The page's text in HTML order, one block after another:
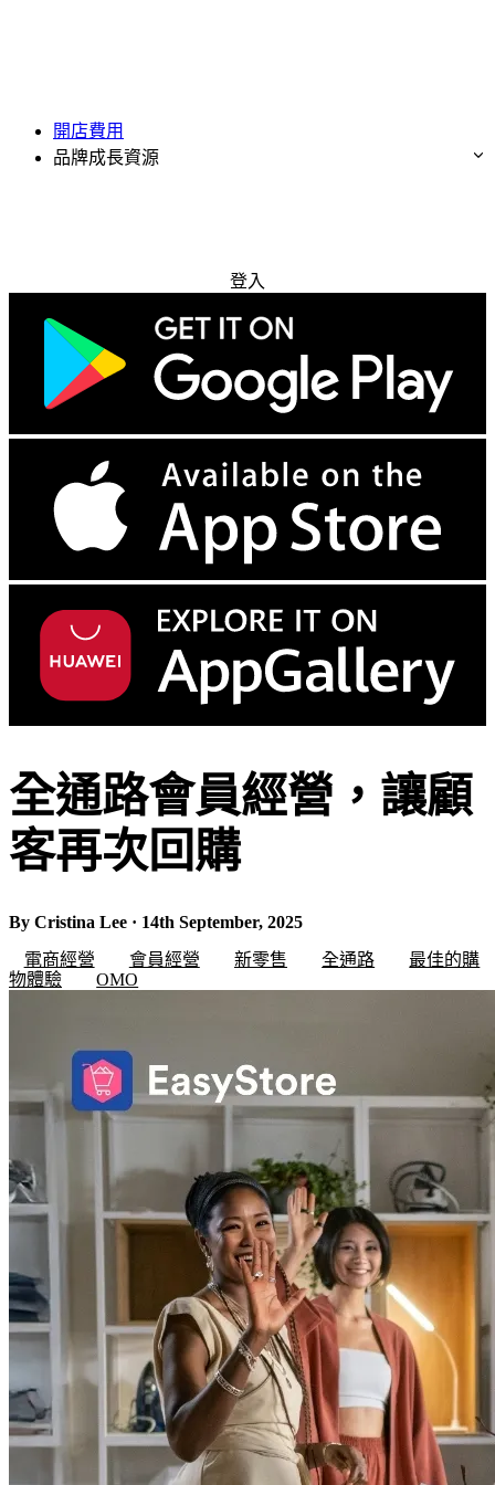
開店費用
品牌成長資源
登入
全通路會員經營，讓顧
客再次回購
By Cristina Lee · 14th September, 2025
電商經營
會員經營 新零售 全通路
最佳的購
物體驗
OMO